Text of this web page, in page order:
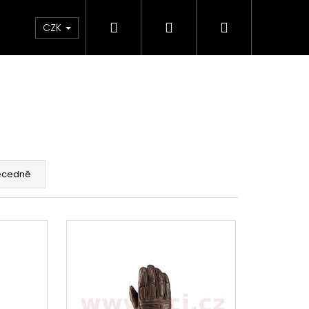
& Maziva Příslušenství Dárkové
CZK Hledat PřihlášeníNákupní